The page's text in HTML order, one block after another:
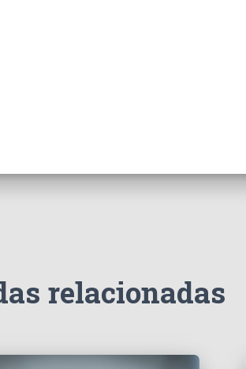
relacionadas